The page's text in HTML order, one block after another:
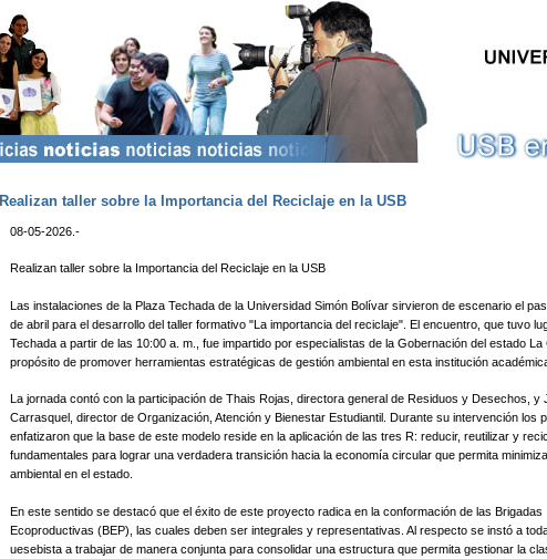
Pasar al contenido principal
Realizan taller sobre la Importancia del Reciclaje en la USB
08-05-2026.-
Realizan taller sobre la Importancia del Reciclaje en la USB
Las instalaciones de la Plaza Techada de la Universidad Simón Bolívar sirvieron de escenario el
de abril para el desarrollo del taller formativo "La importancia del reciclaje". El encuentro, que tuvo
Techada a partir de las 10:00 a. m., fue impartido por especialistas de la Gobernación del estado La
propósito de promover herramientas estratégicas de gestión ambiental en esta institución
​La jornada contó con la participación de Thais Rojas, directora general de Residuos y Desechos, y
Carrasquel, director de Organización, Atención y Bienestar Estudiantil. Durante su intervención los
enfatizaron que la base de este modelo reside en la aplicación de las tres R: reducir, reutilizar y
fundamentales para lograr una verdadera transición hacia la economía circular que permita
ambiental en el estado.
​En este sentido se destacó que el éxito de este proyecto radica en la conformación de las Brigadas
Ecoproductivas (BEP), las cuales deben ser integrales y representativas. Al respecto se instó a
uesebista a trabajar de manera conjunta para consolidar una estructura que permita gestionar la